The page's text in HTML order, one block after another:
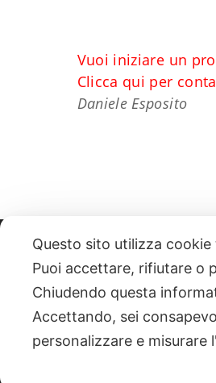
Vuoi iniziare un
Clicca qui per
Daniele Esposito
| NEWSLETTER
|
Questo sito utilizza
Puoi accettare, rifiutare o
Chiudendo questa
Accettando, sei
personalizzare e misurare